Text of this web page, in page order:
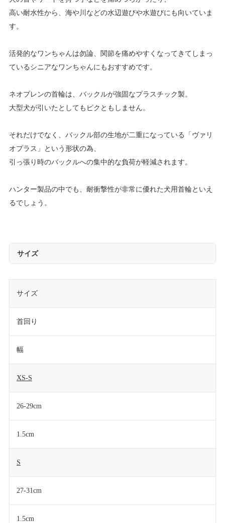
高い耐水性から、海や川などの水辺遊びや水遊びにも向いていま
す。
活発的なワンちゃんは勿論、関節を痛めやすくなってきてしまっ
ているシニアなワンちゃんにもおすすめです。
ネオプレンの首輪は、バックルが強固なプラスチック製。
大型犬が引いたとしてもピクともしません。
それだけでなく、バックル部の生地が二重になっている「ヴァリ
オプラス」という形状の為、
引っ張り時のバックルへの集中的な負荷が軽減されます。
ハンター製品の中でも、耐衝撃性が非常に優れた犬用首輪といえ
るでしょう。
サイズ
サイズ
首回り
幅
XS-S
26-29cm
1.5cm
S
27-31cm
1.5cm